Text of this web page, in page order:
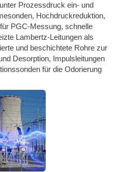
Prozessdruck ein- und
Hochdruckreduktion,
PGC-Messung, schnelle
Lambertz-Leitungen als
und beschichtete Rohre zur
Desorption, Impulsleitungen
für die Odorierung